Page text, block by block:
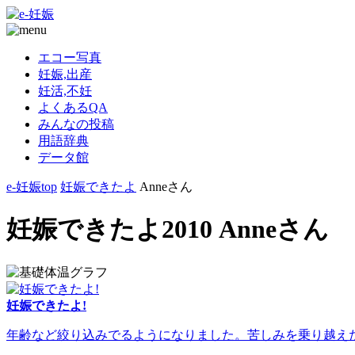
エコー写真
妊娠,出産
妊活,不妊
よくあるQA
みんなの投稿
用語辞典
データ館
e-妊娠top 妊娠できたよ Anneさん
妊娠できたよ2010 Anneさん
妊娠できたよ!
年齢など絞り込みでるようになりました。苦しみを乗り越え